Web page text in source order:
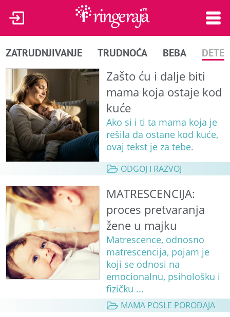
ZATRUDNJIVANJE TRUDNOĆA BEBA DETE
Zašto ću i dalje biti
mama koja ostaje kod
kuće
Ako si i ti ta mama koja je
rešila da ostane kod kuće,
ovaj tekst je za tebe.
ODGOJ I RAZVOJ
MATRESCENCIJA:
proces pretvaranja
žene u majku
Matrescence, odnosno
matrescencija, pojam je
koji se odnosi na
emocionalnu, psihološku i
fizičku ...
MAMA POSLE POROĐAJA